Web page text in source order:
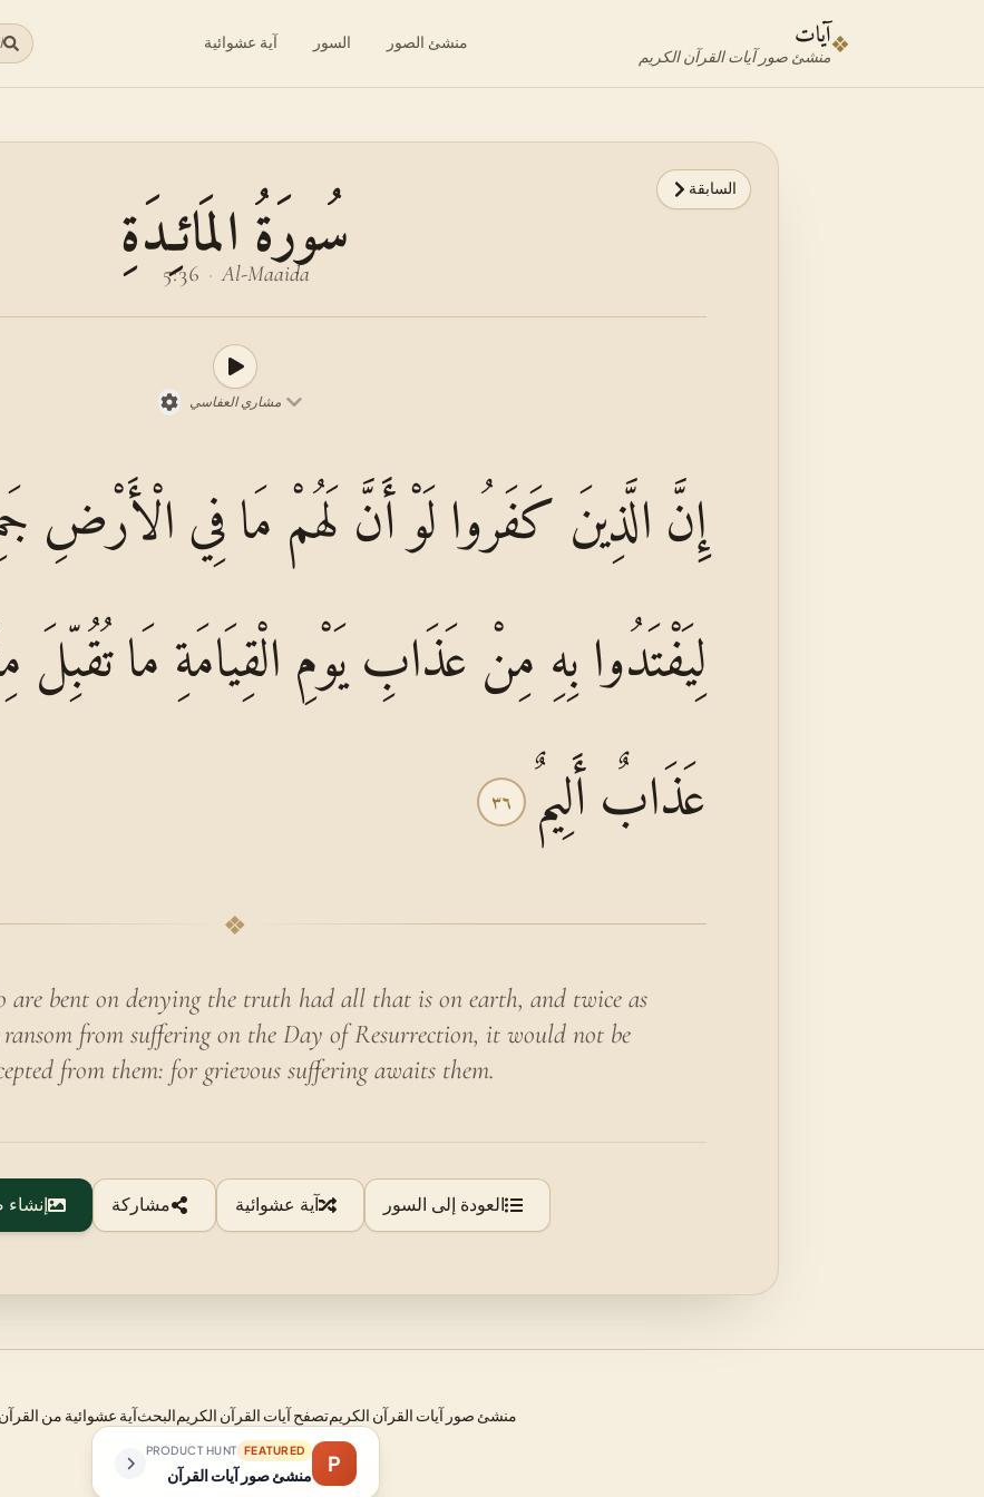
❖آيات
منشئ صور آيات القرآن الكريم
منشئ الصور السور آية عشوائية
السابقة
سُورَةُ المَائـِدَةِ
Al-Maaida
·
5:36
مشاري العفاسي
إِنَّ الَّذِينَ كَفَرُوا لَوْ أَنَّ لَهُمْ مَا فِي الْأَرْضِ
لِيَفْتَدُوا بِهِ مِنْ عَذَابِ يَوْمِ الْقِيَامَةِ مَا تُقُبِّلَ
عَذَابٌ أَلِيمٌ ٣٦
❖
are bent on denying the truth had all that is on earth, and twice as
from suffering on the Day of Resurrection, it would not be
from them: for grievous suffering awaits them.
العودة إلى السور آية عشوائية مشاركة إنشاء
منشئ صور آيات القرآن الكريمتصفح آيات القرآن الكريمالبحثآية عشوائية من
P
FEATURED
PRODUCT HUNT
منشئ صور آيات القرآن